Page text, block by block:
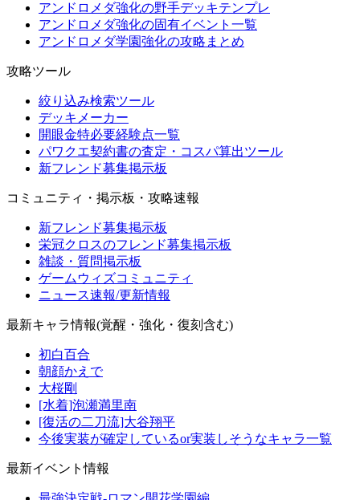
アンドロメダ強化の野手デッキテンプレ
アンドロメダ強化の固有イベント一覧
アンドロメダ学園強化の攻略まとめ
攻略ツール
絞り込み検索ツール
デッキメーカー
開眼金特必要経験点一覧
パワクエ契約書の査定・コスパ算出ツール
新フレンド募集掲示板
コミュニティ・掲示板・攻略速報
新フレンド募集掲示板
栄冠クロスのフレンド募集掲示板
雑談・質問掲示板
ゲームウィズコミュニティ
ニュース速報/更新情報
最新キャラ情報(覚醒・強化・復刻含む)
初白百合
朝顔かえで
大桜剛
[水着]泡瀬満里南
[復活の二刀流]大谷翔平
今後実装が確定しているor実装しそうなキャラ一覧
最新イベント情報